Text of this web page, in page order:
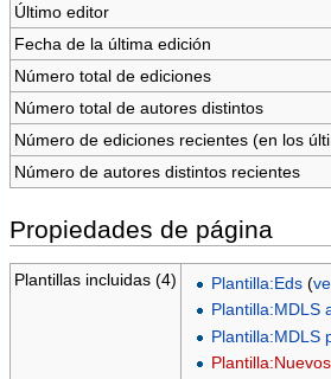
Último editor
Fecha de la última edición
Número total de ediciones
Número total de autores distintos
Número de ediciones recientes (en los
Número de autores distintos recientes
Propiedades de página
Plantillas incluidas (4) Plantilla:Eds (
Plantilla:MDLS
Plantilla:MDLS